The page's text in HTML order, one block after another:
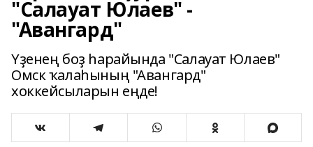
"Салауат Юлаев" -
"Авангард"
Үҙенең боҙ һарайында "Салауат Юлаев"
Омск ҡалаһының "Авангард"
хоккейсыларын еңде!